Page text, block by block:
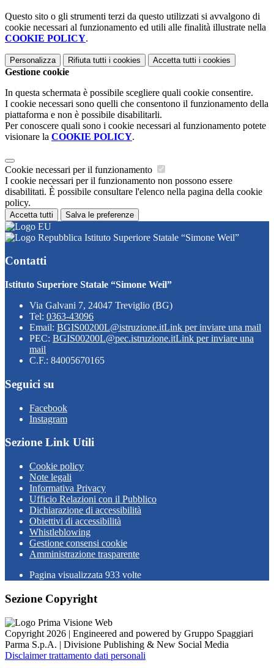
Questo sito o gli strumenti terzi da questo utilizzati si avvalgono di
cookie necessari al funzionamento ed utili alle finalità illustrate nella
COOKIE POLICY.
Personalizza Rifiuta tutti i cookies Accetta tutti i cookies
Gestione cookie
In questa schermata è possibile scegliere quali cookie consentire.
I cookie necessari sono quelli che consentono il funzionamento della
piattaforma e non è possibile disabilitarli.
Per conoscere quali sono i cookie necessari al funzionamento potete
visionare la COOKIE POLICY.
Cookie necessari per il funzionamento
I cookie necessari per il funzionamento non possono essere
disabilitati. È possibile consultare l'elenco nella pagina della cookie
policy.
Accetta tutti Salva le preferenze
Istituto Superiore Statale “Simone Weil”
Contatti
Istituto Superiore Statale “Simone Weil”
Via Galvani 7, 24047 Treviglio (BG)
Tel: 0363-43096
Email: BGIS00200L@istruzione.itLink per inviare una mail
PEC: BGIS00200L@pec.istruzione.itLink per inviare una
mail
C.F.: 84005670165
Seguici su
Facebook
Instagram
Sezione Link Utili
Cookie policy
Note legali
Informativa Privacy
Ufficio Relazioni con il Pubblico
Dichiarazione di accessibilità
Obiettivi di accessibilità
Whistleblowing
Gestione consensi cookie
Amministrazione trasparente
Pagina visualizzata 933 volte
Sezione Copyright
Copyright 2026 | Engineered and powered by Gruppo Spaggiari
Parma S.p.A. | Divisione Publishing & New Social Media
Disclaimer trattamento dati personali